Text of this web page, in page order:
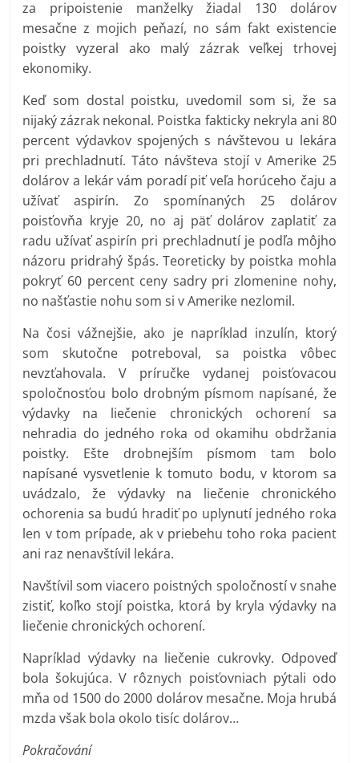
za pripoistenie manželky žiadal 130 dolárov
mesačne z mojich peňazí, no sám fakt existencie
poistky vyzeral ako malý zázrak veľkej trhovej
ekonomiky.
Keď som dostal poistku, uvedomil som si, že sa
nijaký zázrak nekonal. Poistka fakticky nekryla ani 80
percent výdavkov spojených s návštevou u lekára
pri prechladnutí. Táto návšteva stojí v Amerike 25
dolárov a lekár vám poradí piť veľa horúceho čaju a
užívať aspirín. Zo spomínaných 25 dolárov
poisťovňa kryje 20, no aj päť dolárov zaplatiť za
radu užívať aspirín pri prechladnutí je podľa môjho
názoru pridrahý špás. Teoreticky by poistka mohla
pokryť 60 percent ceny sadry pri zlomenine nohy,
no našťastie nohu som si v Amerike nezlomil.
Na čosi vážnejšie, ako je napríklad inzulín, ktorý
som skutočne potreboval, sa poistka vôbec
nevzťahovala. V príručke vydanej poisťovacou
spoločnosťou bolo drobným písmom napísané, že
výdavky na liečenie chronických ochorení sa
nehradia do jedného roka od okamihu obdržania
poistky. Ešte drobnejším písmom tam bolo
napísané vysvetlenie k tomuto bodu, v ktorom sa
uvádzalo, že výdavky na liečenie chronického
ochorenia sa budú hradiť po uplynutí jedného roka
len v tom prípade, ak v priebehu toho roka pacient
ani raz nenavštívil lekára.
Navštívil som viacero poistných spoločností v snahe
zistiť, koľko stojí poistka, ktorá by kryla výdavky na
liečenie chronických ochorení.
Napríklad výdavky na liečenie cukrovky. Odpoveď
bola šokujúca. V rôznych poisťovniach pýtali odo
mňa od 1500 do 2000 dolárov mesačne. Moja hrubá
mzda však bola okolo tisíc dolárov…
Pokračování